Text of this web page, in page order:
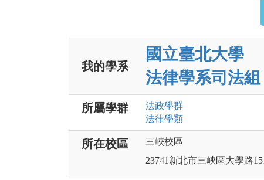
我的學系
國立臺北大學
法律學系司法組
所屬學群 法政學群
法律學類
所在校區
三峽校區
23741新北市三峽區大學路